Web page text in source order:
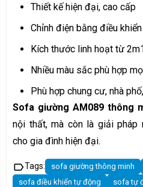
Thiết kế hiện đại, cao cấp
Chỉnh điện bằng điều
Kích thước linh hoạt từ
Nhiều màu sắc phù hợp
Phù hợp chung cư, nhà
Sofa giường AM089 thông
nội thất, mà còn là giải pháp
cho gia đình hiện đại.
labelTags: sofa giường thông minh
sofa điều khiển tự động
sofa tự